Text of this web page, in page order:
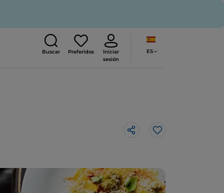
Buscar Preferidos
Iniciar
sesión
ES
Me gusta